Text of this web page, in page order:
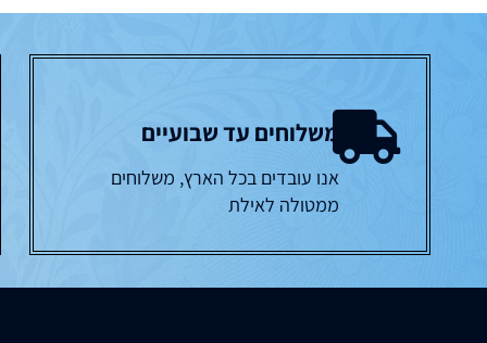
משלוחים עד שבועיים
אנו עובדים בכל הארץ, משלוחים
ממטולה לאילת